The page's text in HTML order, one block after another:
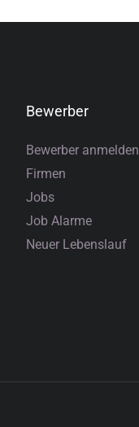
Bewerber
Bewerber anmelden
Firmen
Jobs
Job Alarme
Neuer Lebenslauf